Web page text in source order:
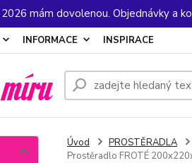
2026 mám dovolenou. Objednávky
INFORMACE INSPIRACE
Úvod PROSTĚRADLA
Prostěradlo FROTÉ